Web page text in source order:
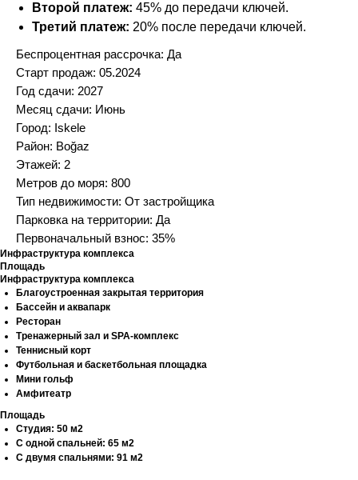
Второй платеж: 45% до передачи ключей.
Третий платеж: 20% после передачи ключей.
Беспроцентная рассрочка: Да
Старт продаж: 05.2024
Год сдачи: 2027
Месяц сдачи: Июнь
Город: Iskele
Район: Boğaz
Этажей: 2
Метров до моря: 800
Тип недвижимости: От застройщика
Парковка на территории: Да
Первоначальный взнос: 35%
Инфраструктура комплекса
Площадь
Инфраструктура комплекса
Благоустроенная закрытая территория
Бассейн и аквапарк
Ресторан
Тренажерный зал и SPA-комплекс
Теннисный корт
Футбольная и баскетбольная площадка
Мини гольф
Амфитеатр
Площадь
Студия: 50 м2
С одной спальней: 65 м2
С двумя спальнями: 91 м2